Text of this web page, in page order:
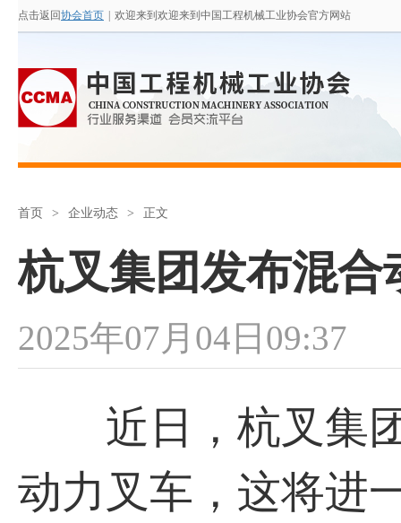
点击返回协会首页 欢迎来到欢迎来到中国工程机械工业协会官方网站
首页 > 企业动态 > 正文
杭叉集团发布混合
2025年07月04日09:37
近日，杭叉集团
动力叉车，这将进